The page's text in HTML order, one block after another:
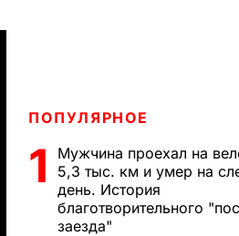
ПОПУЛЯРНОЕ
1
Мужчина проехал на
5,3 тыс. км и умер на
день. История
благотворительного
заезда"